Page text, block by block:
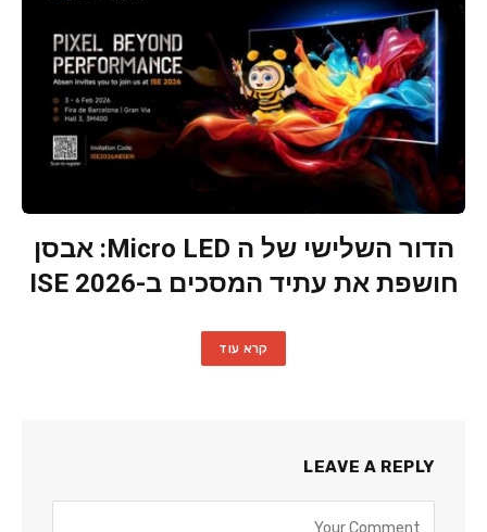
הדור השלישי של ה Micro LED: אבסן
חושפת את עתיד המסכים ב-ISE 2026
קרא עוד
LEAVE A REPLY